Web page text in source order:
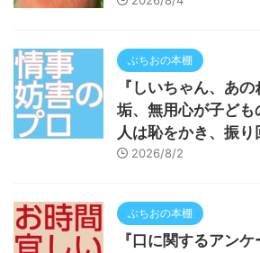
ぶちおの本棚
『しいちゃん、あ
垢、無用心が子ど
人は恥をかき、振り
2026/8/2
ぶちおの本棚
『口に関するアン